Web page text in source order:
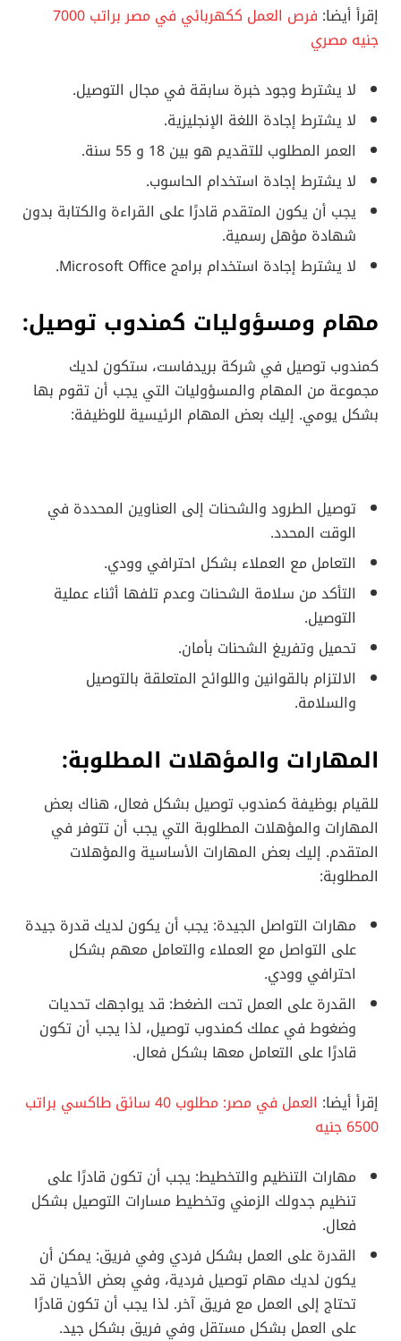
إقرأ أيضا:
فرص العمل ككهربائي في مصر براتب 7000
جنيه مصري
لا يشترط وجود خبرة سابقة في مجال التوصيل.
لا يشترط إجادة اللغة الإنجليزية.
العمر المطلوب للتقديم هو بين 18 و 55 سنة.
لا يشترط إجادة استخدام الحاسوب.
يجب أن يكون المتقدم قادرًا على القراءة والكتابة بدون
شهادة مؤهل رسمية.
لا يشترط إجادة استخدام برامج Microsoft Office.
مهام ومسؤوليات كمندوب توصيل:
كمندوب توصيل في شركة بريدفاست، ستكون لديك
مجموعة من المهام والمسؤوليات التي يجب أن تقوم بها
بشكل يومي. إليك بعض المهام الرئيسية للوظيفة:
توصيل الطرود والشحنات إلى العناوين المحددة في
الوقت المحدد.
التعامل مع العملاء بشكل احترافي وودي.
التأكد من سلامة الشحنات وعدم تلفها أثناء عملية
التوصيل.
تحميل وتفريغ الشحنات بأمان.
الالتزام بالقوانين واللوائح المتعلقة بالتوصيل
والسلامة.
المهارات والمؤهلات المطلوبة:
للقيام بوظيفة كمندوب توصيل بشكل فعال، هناك بعض
المهارات والمؤهلات المطلوبة التي يجب أن تتوفر في
المتقدم. إليك بعض المهارات الأساسية والمؤهلات
المطلوبة:
مهارات التواصل الجيدة: يجب أن يكون لديك قدرة جيدة
على التواصل مع العملاء والتعامل معهم بشكل
احترافي وودي.
القدرة على العمل تحت الضغط: قد يواجهك تحديات
وضغوط في عملك كمندوب توصيل، لذا يجب أن تكون
قادرًا على التعامل معها بشكل فعال.
إقرأ أيضا:
العمل في مصر: مطلوب 40 سائق طاكسي براتب
6500 جنيه
مهارات التنظيم والتخطيط: يجب أن تكون قادرًا على
تنظيم جدولك الزمني وتخطيط مسارات التوصيل بشكل
فعال.
القدرة على العمل بشكل فردي وفي فريق: يمكن أن
يكون لديك مهام توصيل فردية، وفي بعض الأحيان قد
تحتاج إلى العمل مع فريق آخر. لذا يجب أن تكون قادرًا
على العمل بشكل مستقل وفي فريق بشكل جيد.